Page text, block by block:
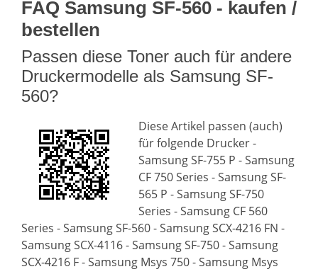
FAQ Samsung SF-560 - kaufen /
bestellen
Passen diese Toner auch für andere
Druckermodelle als Samsung SF-
560?
Diese Artikel passen (auch)
für folgende Drucker -
Samsung SF-755 P - Samsung
CF 750 Series - Samsung SF-
565 P - Samsung SF-750
Series - Samsung CF 560
Series - Samsung SF-560 - Samsung SCX-4216 FN -
Samsung SCX-4116 - Samsung SF-750 - Samsung
SCX-4216 F - Samsung Msys 750 - Samsung Msys